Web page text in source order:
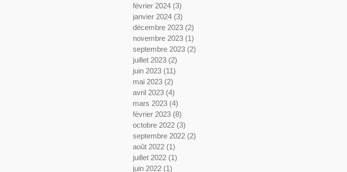
février 2024 (3)
janvier 2024 (3)
décembre 2023 (2)
novembre 2023 (1)
septembre 2023 (2)
juillet 2023 (2)
juin 2023 (11)
mai 2023 (2)
avril 2023 (4)
mars 2023 (4)
février 2023 (8)
octobre 2022 (3)
septembre 2022 (2)
août 2022 (1)
juillet 2022 (1)
juin 2022 (1)